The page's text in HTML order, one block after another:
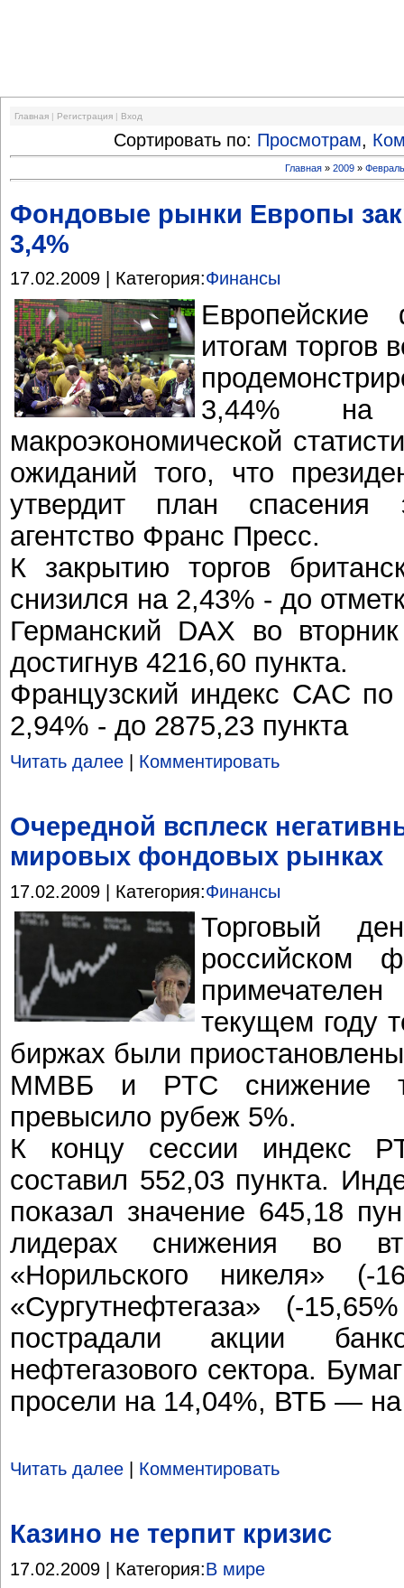
Главная | Регистрация | Вход
Сортировать по: Просмотрам,
Главная »2009 »
Фондовые рынки Европы
3,4%
17.02.2009 | Категория:Финансы
итогам торгов
3,44% на
макроэкономической
ожиданий того, что
утвердит план спасения
агентство Франс Пресс.
К закрытию торгов
снизился на 2,43% - до
Германский DAX во
достигнув 4216,60 пункта.
Французский индекс CAC по
2,94% - до 2875,23 пункта
Читать далее | Комментировать
Очередной всплеск
мировых фондовых рынках
17.02.2009 | Категория:Финансы
Торговый
российском
текущем году
биржах были
ММВБ и РТС снижение
превысило рубеж 5%.
К концу сессии индекс
составил 552,03 пункта.
показал значение 645,18
лидерах снижения во
«Норильского никеля»
«Сургутнефтегаза» (-
пострадали акции
нефтегазового сектора.
просели на 14,04%, ВТБ —
Читать далее Комментировать
Казино не терпит кризис
17.02.2009 | Категория:В мире